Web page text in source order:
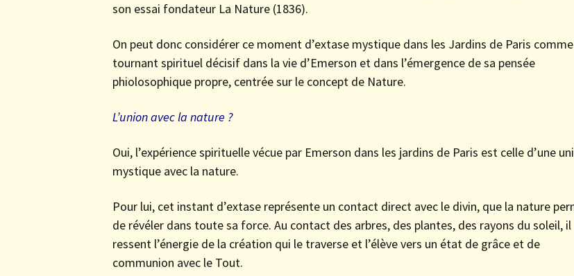
son essai fondateur La Nature (1836).
On peut donc considérer ce moment d’extase mystique dans les Jardins de Paris
tournant spirituel décisif dans la vie d’Emerson et dans l’émergence de sa pensée
phiolosophique propre, centrée sur le concept de Nature.
L’union avec la nature ?
Oui, l’expérience spirituelle vécue par Emerson dans les jardins de Paris est celle d’une
mystique avec la nature.
Pour lui, cet instant d’extase représente un contact direct avec le divin, que la nature
de révéler dans toute sa force. Au contact des arbres, des plantes, des rayons du soleil, il
ressent l’énergie de la création qui le traverse et l’élève vers un état de grâce et de
communion avec le Tout.